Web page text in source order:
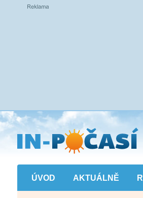
Přejít
na
hlavní
obsah
ÚVOD AKTUÁLNĚ